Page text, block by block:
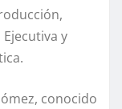
y
conocido